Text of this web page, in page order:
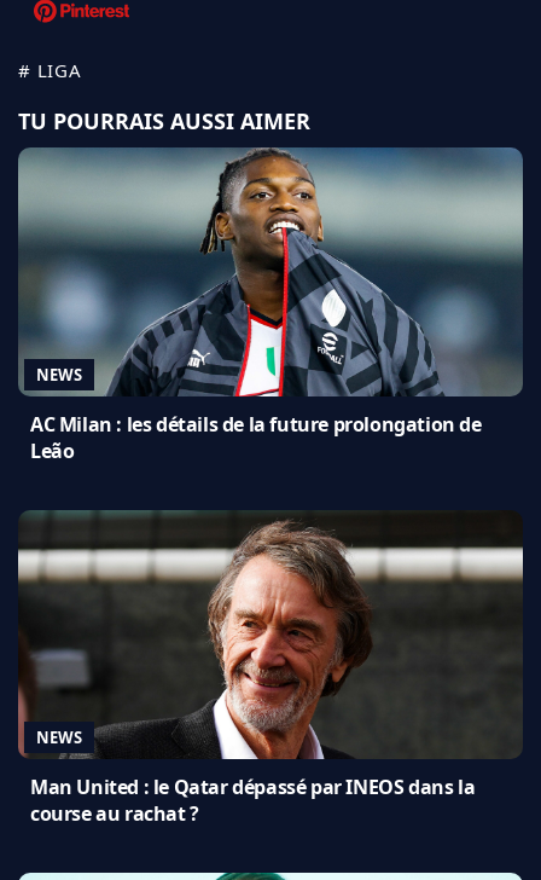
# LIGA
TU POURRAIS AUSSI AIMER
NEWS
AC Milan : les détails de la future prolongation de
Leão
NEWS
Man United : le Qatar dépassé par INEOS dans la
course au rachat ?